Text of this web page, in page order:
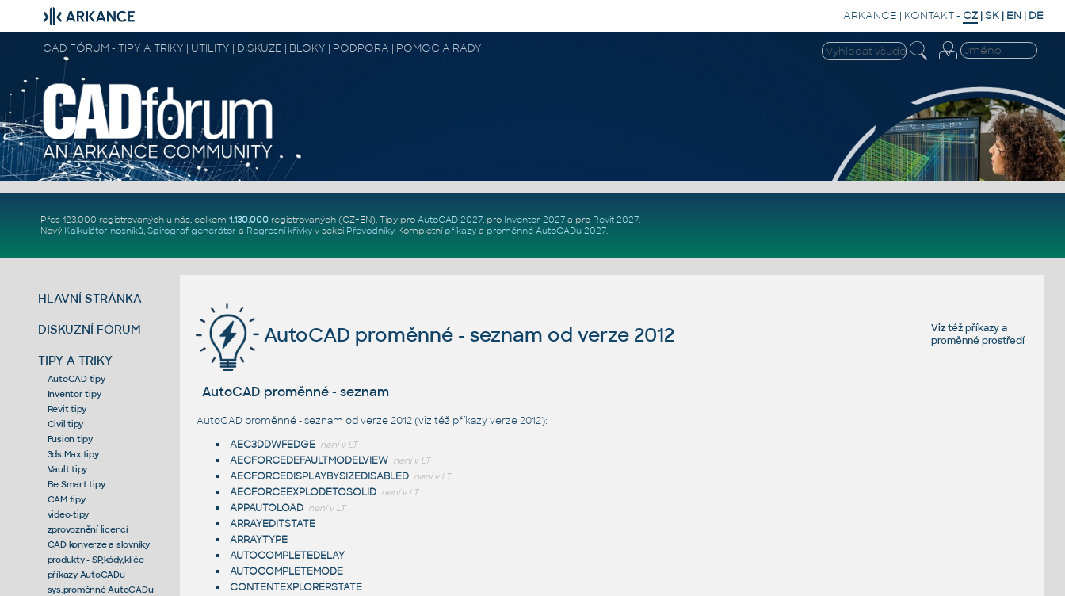
ARKANCE | KONTAKT- CZ |SK | EN | DE
CAD FÓRUM - TIPY A TRIKY | UTILITY | DISKUZE | BLOKY | PODPORA | POMOC A RADY
Přes 123.000 registrovaných u nás, celkem 1.130.000registrovaných (CZ+EN). Tipy pro AutoCAD 2027, pro Inventor 2027a pro Revit 2027.
Nový Kalkulátor nosníků, Spirograf generátor a Regresní křivkyv sekci Převodníky. Kompletní příkazya proměnné AutoCADu 2027.
HLAVNÍ STRÁNKA
DISKUZNÍ FÓRUM
TIPY A TRIKY
AutoCAD tipy
Inventor tipy
Revit tipy
Civil tipy
Fusion tipy
3ds Max tipy
Vault tipy
Be.Smart tipy
CAM tipy
video-tipy
zprovoznění licencí
CAD konverze a slovníky
produkty - SP,kódy,klíče
příkazy AutoCADu
sys.proměnné AutoCADu
Viz téžpříkazya
proměnné prostředí
AutoCAD proměnné - seznam od verze 2012
AutoCAD proměnné - seznam
AutoCAD proměnné - seznam od verze 2012 (viz též příkazy verze 2012):
AEC3DDWFEDGE není v LT
AECFORCEDEFAULTMODELVIEW není v LT
AECFORCEDISPLAYBYSIZEDISABLED není v LT
AECFORCEEXPLODETOSOLID není v LT
APPAUTOLOAD není v LT
ARRAYEDITSTATE
ARRAYTYPE
AUTOCOMPLETEDELAY
AUTOCOMPLETEMODE
CONTENTEXPLORERSTATE